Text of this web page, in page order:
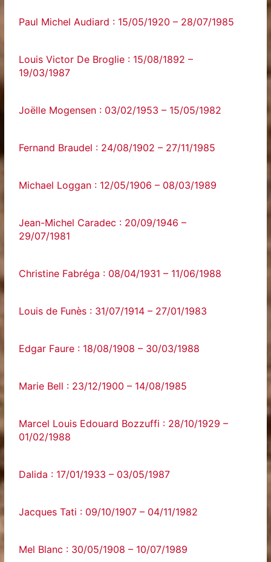
Paul Michel Audiard : 15/05/1920 – 28/07/1985
Louis Victor De Broglie : 15/08/1892 –
19/03/1987
Joëlle Mogensen : 03/02/1953 – 15/05/1982
Fernand Braudel : 24/08/1902 – 27/11/1985
Michael Loggan : 12/05/1906 – 08/03/1989
Jean-Michel Caradec : 20/09/1946 –
29/07/1981
Christine Fabréga : 08/04/1931 – 11/06/1988
Louis de Funès : 31/07/1914 – 27/01/1983
Edgar Faure : 18/08/1908 – 30/03/1988
Marie Bell : 23/12/1900 – 14/08/1985
Marcel Louis Edouard Bozzuffi : 28/10/1929 –
01/02/1988
Dalida : 17/01/1933 – 03/05/1987
Jacques Tati : 09/10/1907 – 04/11/1982
Mel Blanc : 30/05/1908 – 10/07/1989